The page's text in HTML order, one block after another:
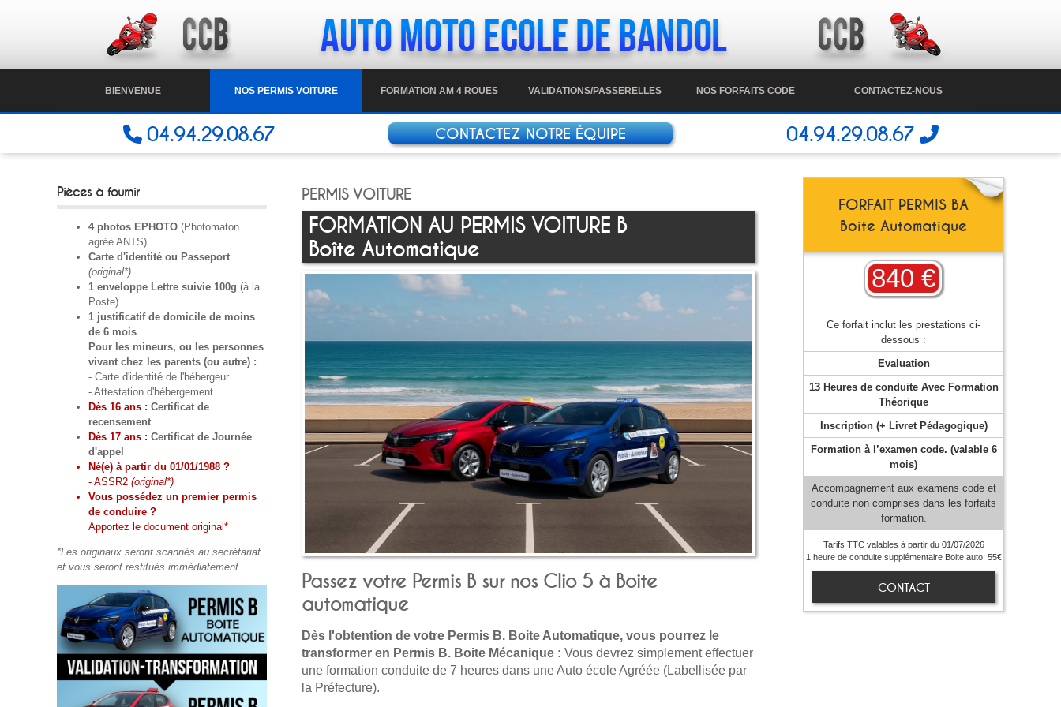
BIENVENUE NOS PERMIS VOITURE FORMATION AM 4 ROUES VALIDATIONS/PASSERELLES NOS FORFAITS CODE CONTACTEZ-NOUS
04.94.29.08.67 CONTACTEZ NOTRE ÉQUIPE 04.94.29.08.67
PERMIS VOITURE
FORMATION AU PERMIS VOITURE B
Boîte Automatique
Passez votre Permis B sur nos Clio 5 à Boite
automatique
Dès l'obtention de votre Permis B. Boite Automatique, vous pourrez le
transformer en Permis B. Boite Mécanique : Vous devrez simplement effectuer
une formation conduite de 7 heures dans une Auto école Agréée (Labellisée par
la Préfecture).
Pièces à fournir
4 photos EPHOTO (Photomaton
agréé ANTS)
Carte d'identité ou Passeport
(original*)
1 enveloppe Lettre suivie 100g (à la
Poste)
1 justificatif de domicile de moins
de 6 mois
Pour les mineurs, ou les personnes
vivant chez les parents (ou autre) :
- Carte d'identité de l'hébergeur
- Attestation d'hébergement
Dès 16 ans : Certificat de
recensement
Dès 17 ans : Certificat de Journée
d'appel
Né(e) à partir du 01/01/1988 ?
- ASSR2 (original*)
Vous possédez un premier permis
de conduire ?
Apportez le document original*
*Les originaux seront scannés au secrétariat
et vous seront restitués immédiatement.
FORFAIT PERMIS BA
Boite Automatique
840 €
Ce forfait inclut les prestations ci-
dessous :
Evaluation
13 Heures de conduite Avec Formation
Théorique
Inscription (+ Livret Pédagogique)
Formation à l’examen code. (valable 6
mois)
Accompagnement aux examens code et
conduite non comprises dans les forfaits
formation.
Tarifs TTC valables à partir du 01/07/2026
1 heure de conduite supplémentaire Boite auto: 55€
CONTACT